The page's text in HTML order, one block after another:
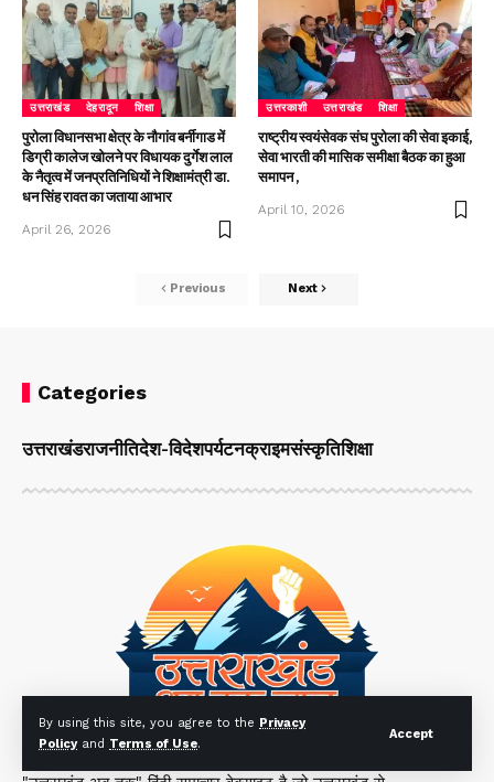
By using this site, you agree to the Privacy
Policyand Terms of Use.
Accept
उत्तराखंड देहरादून शिक्षा
पुरोला विधानसभा क्षेत्र के नौगांव बर्नीगाड में
डिग्री कालेज खोलने पर विधायक दुर्गेश लाल
के नैतृत्व में जनप्रतिनिधियों ने शिक्षामंत्री डा.
धन सिंह रावत का जताया आभार
April 26, 2026
उत्तरकाशी उत्तराखंड शिक्षा
राष्ट्रीय स्वयंसेवक संघ पुरोला की सेवा इकाई,
सेवा भारती की मासिक समीक्षा बैठक का हुआ
समापन ,
April 10, 2026
Previous Next
Categories
उत्तराखंडराजनीतिदेश-विदेशपर्यटनक्राइमसंस्कृतिशिक्षा